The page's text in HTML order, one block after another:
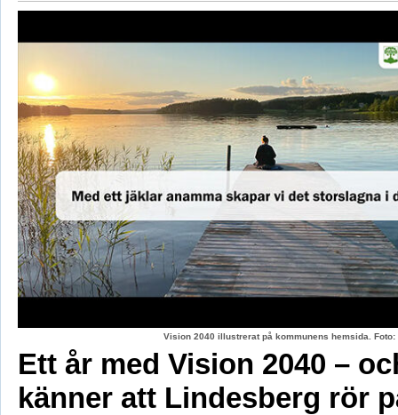
Vision 2040 illustrerat på kommunens hemsida.
Ett år med Vision 2040 –
känner att Lindesberg rör